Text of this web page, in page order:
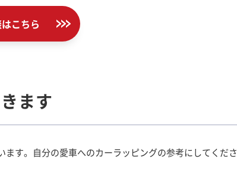
こちら
ます
す。自分の愛車へのカーラッピングの参考にしてくださ